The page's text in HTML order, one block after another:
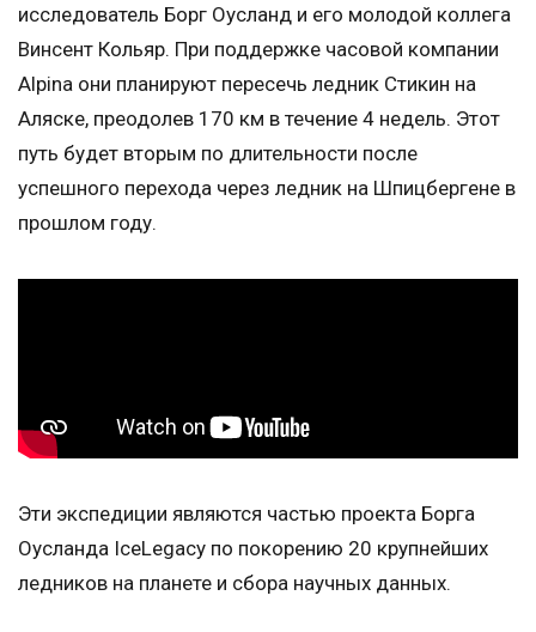
исследователь Борг Оусланд и его молодой коллега
Винсент Кольяр. При поддержке часовой компании
Alpina они планируют пересечь ледник Стикин на
Аляске, преодолев 170 км в течение 4 недель. Этот
путь будет вторым по длительности после
успешного перехода через ледник на Шпицбергене в
прошлом году.
Эти экспедиции являются частью проекта Борга
Оусланда IceLegacy по покорению 20 крупнейших
ледников на планете и сбора научных данных.